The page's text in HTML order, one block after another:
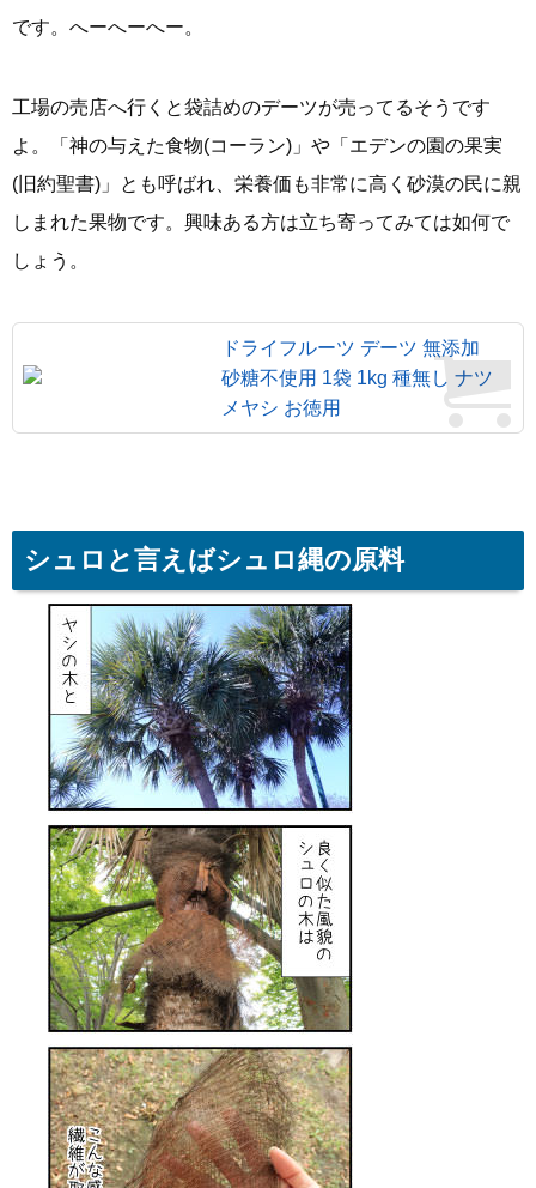
です。へーへーへー。
工場の売店へ行くと袋詰めのデーツが売ってるそうです
よ。「神の与えた食物(コーラン)」や「エデンの園の果実
(旧約聖書)」とも呼ばれ、栄養価も非常に高く砂漠の民に親
しまれた果物です。興味ある方は立ち寄ってみては如何で
しょう。
ドライフルーツ デーツ 無添加
砂糖不使用 1袋 1kg 種無し ナツ
メヤシ お徳用
シュロと言えばシュロ縄の原料